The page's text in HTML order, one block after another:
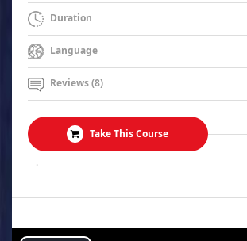
Duration
Language
Reviews (8)
Take This Course
.